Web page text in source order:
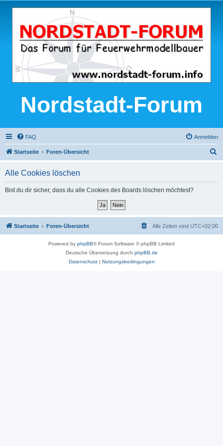
Nordstadt-Forum
FAQ Anmelden
Startseite Foren-Übersicht
Alle Cookies löschen
Bist du dir sicher, dass du alle Cookies des Boards löschen möchtest?
Startseite Foren-Übersicht Alle Zeiten sind UTC+02:00
Powered by phpBB® Forum Software © phpBB Limited
Deutsche Übersetzung durch phpBB.de
Datenschutz| Nutzungsbedingungen